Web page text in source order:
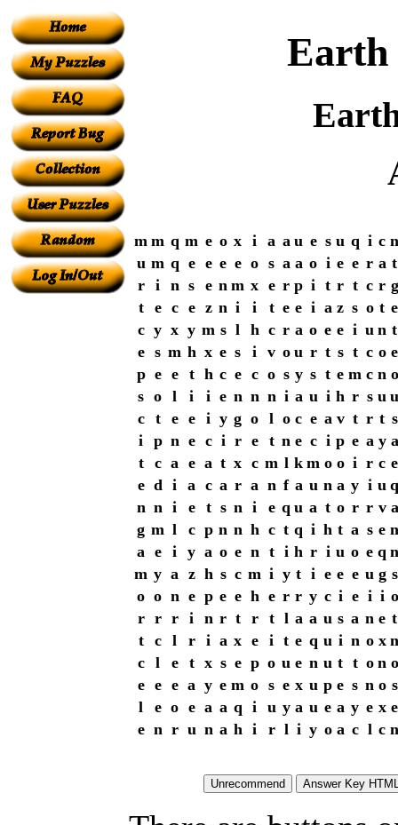
Earth
m m q m e o x i a a u e s u q i c n
u m q e e e e o s a a o i e e r a t
r
i n s e n m x e r p i t r t c r g
t
e c e z n i i t e e i a z s o t e
c y x y m s l h c r a o e e i u n t
e s m h x e s i v o u r t s t c o e
p e e t h c e c o s y s t e m c n o
s o l i i e n n n i a u i h r s u u
c
t e e i y g o l o c e a v t r t s
i p n e c i r e t n e c i p e a y a
t
c a e a t x c m l k m o o i r c e
e d i a c a r a n f a u n a y i u q
n n i e t s n i e q u a t o r r v a
g m l c p n n h c t q i h t a s e n
a e i y a o e n t i h r i u o e q n
m y a z h s c m i y t i e e e u g s
o o n e p e e h e r r y c i e i i o
r r r i n r t r t l a a u s a n e t
t
c l r i a x e i t e q u i n o x n
c
l e t x s e p o u e n u t t o n o
e e e a y e m o s e x u p e s n o s
l
e o e a a q i u y a u e a y e x e
e n r u n a h i r l i y o a c l c n